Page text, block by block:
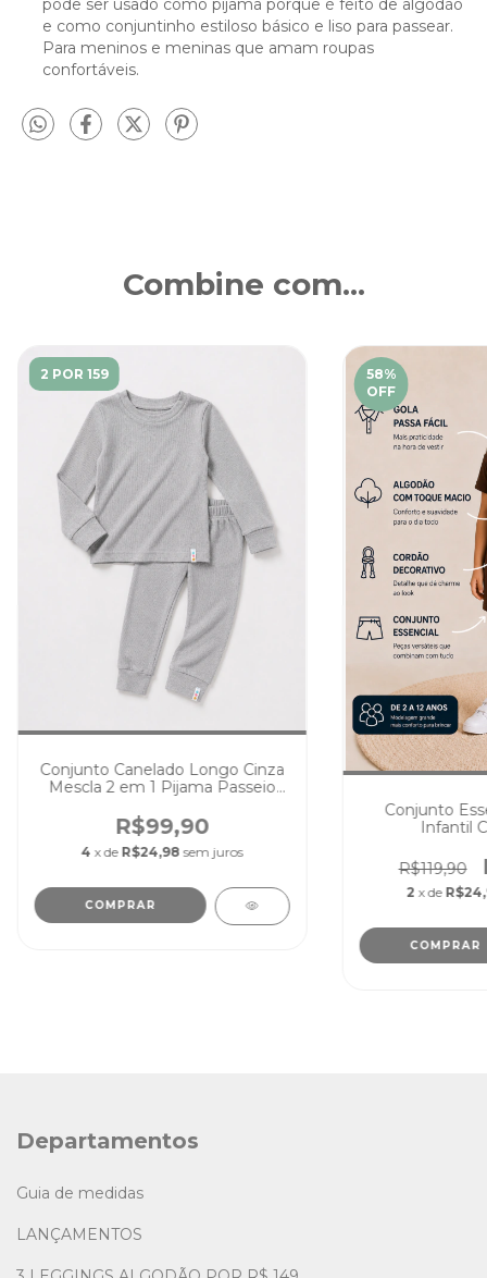
e como conjuntinho estiloso básico e liso para passear.
Para meninos e meninas que amam roupas
confortáveis.
Combine com...
2 POR 159
Conjunto Canelado Longo Cinza
Mescla 2 em 1 Pijama Passeio
R$99,90
4 x de R$24,98 sem juros
COMPRAR
58%
OFF
Conjunto
Infantil
R$119,90
2 x de
COMPRAR
Departamentos
Guia de medidas
LANÇAMENTOS